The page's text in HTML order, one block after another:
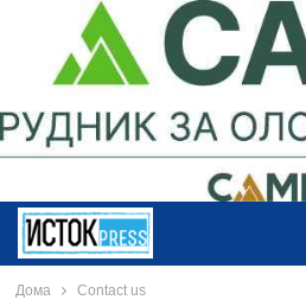
Дома Contact us